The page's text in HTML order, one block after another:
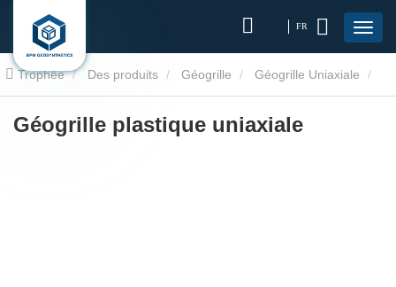
FR
Trophée Des produits Géogrille Géogrille Uniaxiale
Géogrille plastique uniaxiale
Géogrille plastique uniaxiale